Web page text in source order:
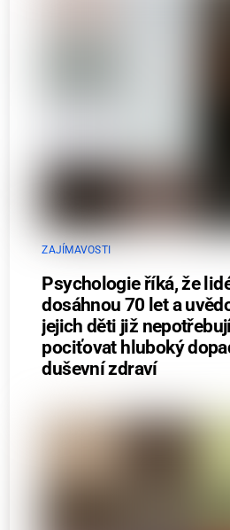
ZAJÍMAVOSTI
Psychologie říká, že
dosáhnou 70 let a
jejich děti již
pociťovat hluboký
duševní zdraví